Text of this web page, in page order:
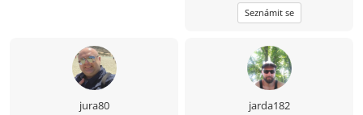
Seznámit se
jura80 jarda182